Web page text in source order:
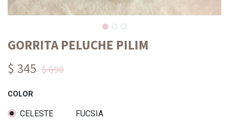
GORRITA PELUCHE PILIM
$ 345 $ 690
COLOR
CELESTE FUCSIA